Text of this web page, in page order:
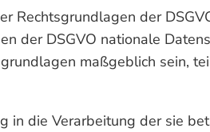
Rechtsgrundlagen der
der DSGVO nationale
maßgeblich sein,
in die Verarbeitung der sie